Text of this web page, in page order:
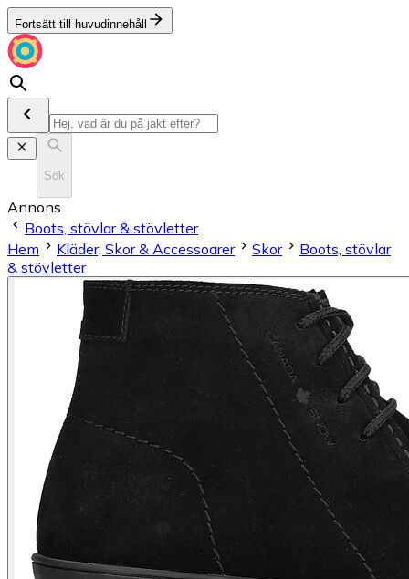
Fortsätt till huvudinnehåll
Sök
Annons
Boots, stövlar & stövletter
Hem
Kläder, Skor & Accessoarer Skor
Boots, stövlar
& stövletter